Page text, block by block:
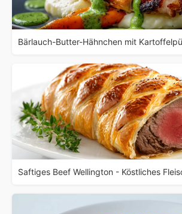
Bärlauch-Butter-Hähnchen mit
Saftiges Beef Wellington - Köstliches